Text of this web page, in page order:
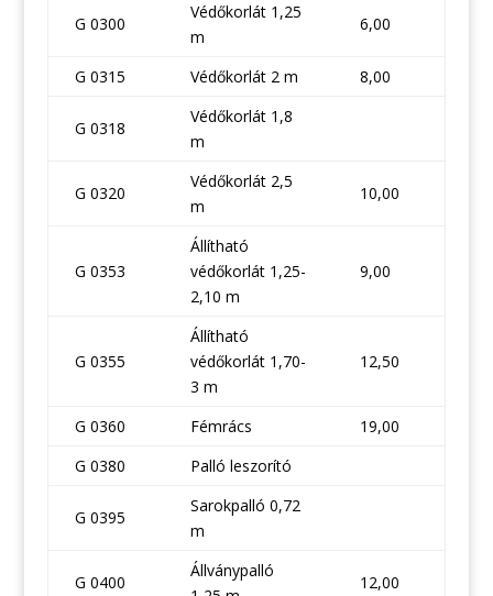
G 0300
Védőkorlát 1,25
m
6,00
G 0315 Védőkorlát 2 m 8,00
G 0318
Védőkorlát 1,8
m
G 0320
Védőkorlát 2,5
m
10,00
G 0353
Állítható
védőkorlát 1,25-
2,10 m
9,00
G 0355
Állítható
védőkorlát 1,70-
3 m
12,50
G 0360 Fémrács
19,00
G 0380
Palló leszorító
G 0395
Sarokpalló 0,72
m
G 0400
Állványpalló
12,00